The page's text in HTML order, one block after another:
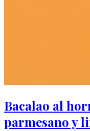
Bacalao al
parmesano y